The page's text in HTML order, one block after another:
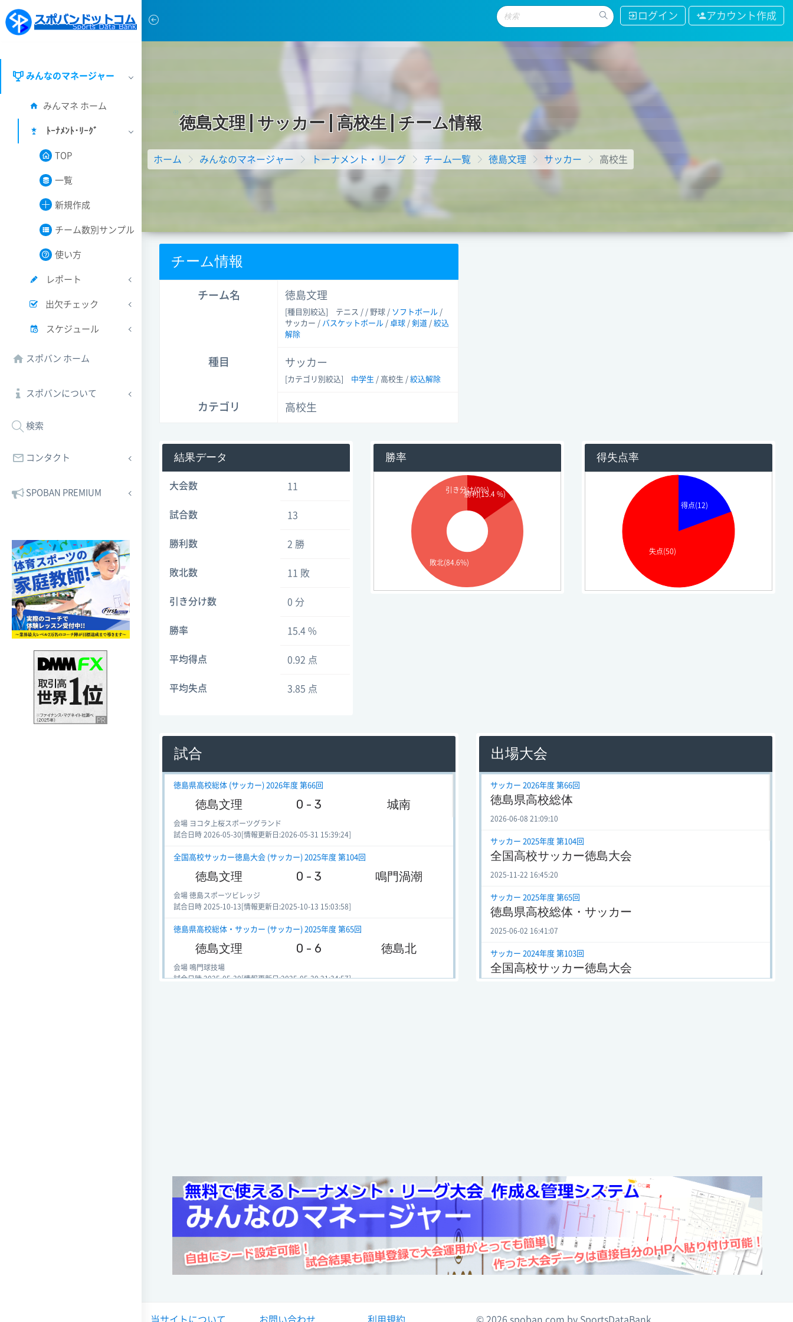
ログイン アカウント作成
みんなのマネージャー
みんマネ ホーム
ﾄｰﾅﾒﾝﾄ･ﾘｰｸﾞ
TOP
一覧
新規作成
チーム数別サンプル
使い方
レポート
出欠チェック
スケジュール
スポバン ホーム
スポバンについて
検索
コンタクト
SPOBAN PREMIUM
徳島文理 サッカー 高校生 チーム情報
ホーム みんなのマネージャー トーナメント・リーグ チーム一覧 徳島文理 サッカー 高校生
チーム情報
チーム名 徳島文理
[種目別絞込] テニス / / 野球 / ソフトボール /
サッカー / バスケットボール / 卓球 / 剣道 / 絞込
解除
種目 サッカー
[カテゴリ別絞込] 中学生 / 高校生 / 絞込解除
カテゴリ 高校生
結果データ
大会数 11
試合数 13
勝利数 2 勝
敗北数 11 敗
引き分け数 0 分
勝率 15.4 %
平均得点 0.92 点
平均失点 3.85 点
勝率
勝利(15.4 %)
敗北(84.6%)
引き分け(0%)
得失点率
得点(12)
失点(50)
試合
徳島県高校総体 (サッカー) 2026年度 第66回
徳島文理 0 - 3 城南
会場 ヨコタ上桜スポーツグランド
試合日時 2026-05-30[情報更新日:2026-05-31 15:39:24]
全国高校サッカー徳島大会 (サッカー) 2025年度 第104回
徳島文理 0 - 3 鳴門渦潮
会場 徳島スポーツビレッジ
試合日時 2025-10-13[情報更新日:2025-10-13 15:03:58]
徳島県高校総体・サッカー (サッカー) 2025年度 第65回
徳島文理 0 - 6 徳島北
会場 鳴門球技場
試合日時 2025-05-30[情報更新日:2025-05-30 21:34:57]
会場 ヨコタ上桜スポーツグラウンド
試合日時 2024-05-25[情報更新日:2024-05-25 19:36:07]
全国高校サッカー徳島大会 (サッカー) 2023年度 第102回
徳島文理 1 - 2 城東
会場 徳島市球技場
試合日時 2023-10-14[情報更新日:2023-10-15 15:01:47]
出場大会
サッカー 2026年度 第66回
徳島県高校総体
2026-06-08 21:09:10
サッカー 2025年度 第104回
全国高校サッカー徳島大会
2025-11-22 16:45:20
サッカー 2025年度 第65回
徳島県高校総体・サッカー
2025-06-02 16:41:07
サッカー 2024年度 第103回
全国高校サッカー徳島大会
サッカー 2022年度 第101回
全国高校サッカー徳島大会
サッカー 2022年度 第62回
徳島県高校総体・サッカー
2022-06-07 12:15:34
当サイトについて お問い合わせ 利用規約 © 2026 spoban.com by SportsDataBank